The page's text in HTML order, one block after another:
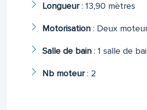
Longueur: 13,90 mètres
Motorisation: Deux
Salle de bain: 1 salle de
Nb moteur: 2